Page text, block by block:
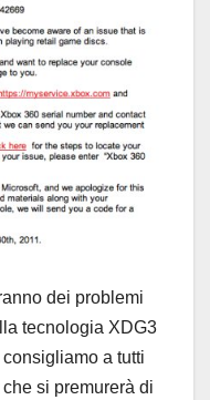
dei problemi
tecnologia XDG3
a tutti
si premurerà di